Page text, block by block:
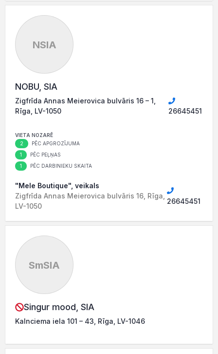
NSIA
NOBU, SIA
Zigfrīda Annas Meierovica bulvāris 16 – 1,
Rīga, LV-1050
26645451
VIETA NOZARĒ
2 PĒC APGROZĪJUMA
1 PĒC PEĻŅAS
1 PĒC DARBINIEKU SKAITA
"Mele Boutique", veikals
Zigfrīda Annas Meierovica bulvāris 16, Rīga,
LV-1050
26645451
SmSIA
Singur mood, SIA
Kalnciema iela 101 – 43, Rīga, LV-1046